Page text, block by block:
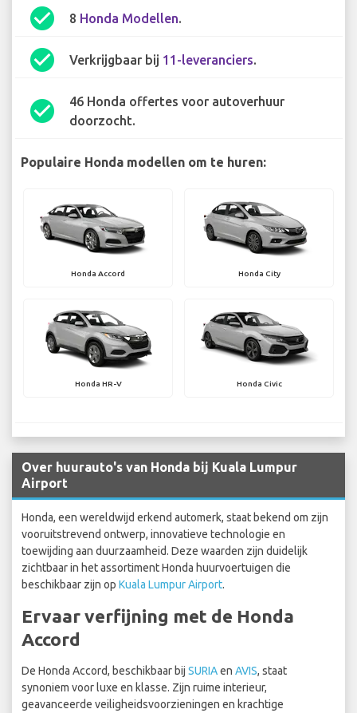
check_circle 8 Honda Modellen.
check_circle Verkrijgbaar bij 11-leveranciers.
check_circle
46 Honda offertes voor autoverhuur
doorzocht.
Populaire Honda modellen om te huren:
Honda Accord Honda City
Honda HR-V Honda Civic
Over huurauto's van Honda bij Kuala Lumpur
Airport
Honda, een wereldwijd erkend automerk, staat bekend om zijn
vooruitstrevend ontwerp, innovatieve technologie en
toewijding aan duurzaamheid. Deze waarden zijn duidelijk
zichtbaar in het assortiment Honda huurvoertuigen die
beschikbaar zijn op Kuala Lumpur Airport.
Ervaar verfijning met de Honda
Accord
De Honda Accord, beschikbaar bij SURIAen AVIS, staat
synoniem voor luxe en klasse. Zijn ruime interieur,
geavanceerde veiligheidsvoorzieningen en krachtige